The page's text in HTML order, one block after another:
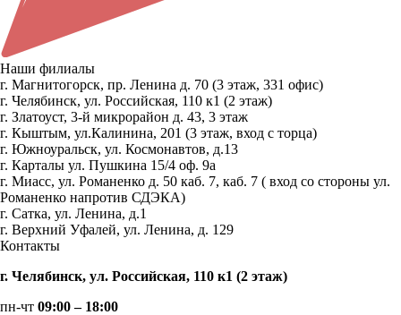
Наши филиалы
г. Магнитогорск, пр. Ленина д. 70 (3 этаж, 331 офис)
г. Челябинск, ул. Российская, 110 к1 (2 этаж)
г. Златоуст, 3-й микрорайон д. 43, 3 этаж
г. Кыштым, ул.Калинина, 201 (3 этаж, вход с торца)
г. Южноуральск, ул. Космонавтов, д.13
г. Карталы ул. Пушкина 15/4 оф. 9а
г. Миасс, ул. Романенко д. 50 каб. 7, каб. 7 ( вход со стороны ул.
Романенко напротив СДЭКА)
г. Сатка, ул. Ленина, д.1
г. Верхний Уфалей, ул. Ленина, д. 129
Контакты
г. Челябинск, ул. Российская, 110 к1 (2 этаж)
пн-чт 09:00 – 18:00